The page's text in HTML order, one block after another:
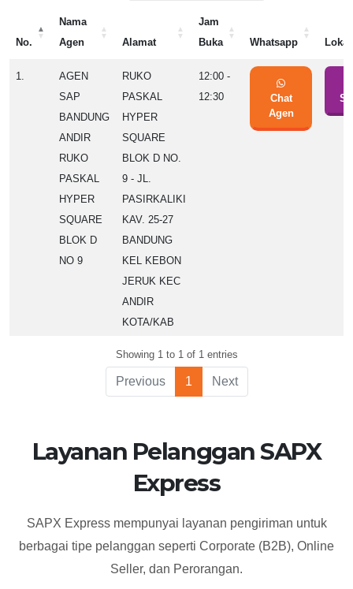
No.
Nama
Agen
Alamat
Jam
Buka
Whatsapp
No.
Nama
Agen
Alamat
Jam
Buka
Whatsapp
1.
AGEN
SAP
BANDUNG
ANDIR
RUKO
PASKAL
HYPER
SQUARE
BLOK D
NO 9
RUKO
PASKAL
HYPER
SQUARE
BLOK D NO.
9 - JL.
PASIRKALIKI
KAV. 25-27
BANDUNG
KEL KEBON
JERUK KEC
ANDIR
KOTA/KAB
12:00 -
12:30
Chat
Agen
Showing 1 to 1 of 1 entries
Previous 1 Next
Layanan Pelanggan SAPX
Express
SAPX Express mempunyai layanan pengiriman untuk
berbagai tipe pelanggan seperti Corporate (B2B), Online
Seller, dan Perorangan.